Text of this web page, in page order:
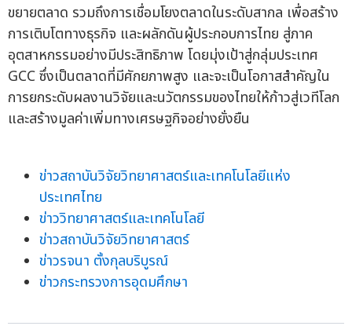
ขยายตลาด รวมถึงการเชื่อมโยงตลาดในระดับสากล เพื่อสร้าง
การเติบโตทางธุรกิจ และผลักดันผู้ประกอบการไทย สู่ภาค
อุตสาหกรรมอย่างมีประสิทธิภาพ โดยมุ่งเป้าสู่กลุ่มประเทศ
GCC ซึ่งเป็นตลาดที่มีศักยภาพสูง และจะเป็นโอกาสสำคัญใน
การยกระดับผลงานวิจัยและนวัตกรรมของไทยให้ก้าวสู่เวทีโลก
และสร้างมูลค่าเพิ่มทางเศรษฐกิจอย่างยั่งยืน
ข่าวสถาบันวิจัยวิทยาศาสตร์และเทคโนโลยีแห่ง
ประเทศไทย
ข่าววิทยาศาสตร์และเทคโนโลยี
ข่าวสถาบันวิจัยวิทยาศาสตร์
ข่าวรจนา ตั้งกุลบริบูรณ์
ข่าวกระทรวงการอุดมศึกษา